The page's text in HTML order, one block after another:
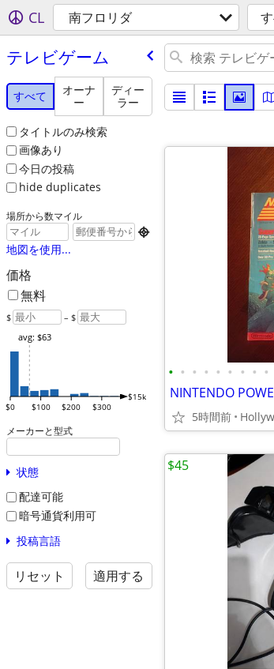
CL 南フロリダ
テレビゲーム
すべて
オーナ
ー
ディー
ラー
タイトルのみ検索
画像あり
今日の投稿
hide duplicates
場所から数マイル

地図を使用...
価格
無料
$ – $
$0 $100 $200 $300
$15k
avg: $63
メーカーと型式
状態
配達可能
暗号通貨利用可
投稿言語
リセット 適用する
• • • • • • • • •
5時間前
$45